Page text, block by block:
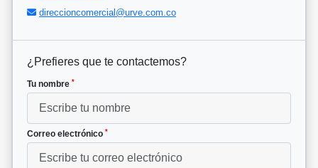
direccioncomercial@urve.com.co
¿Prefieres que te contactemos?
Tu nombre *
Correo electrónico *